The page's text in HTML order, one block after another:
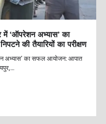
‘ऑपरेशन अभ्यास’ का
की तैयारियों का परीक्षण
अभ्यास’ का सफल आयोजन: आपात